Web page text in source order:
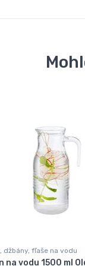
džbány, fľaše na vodu
na vodu 1500 ml